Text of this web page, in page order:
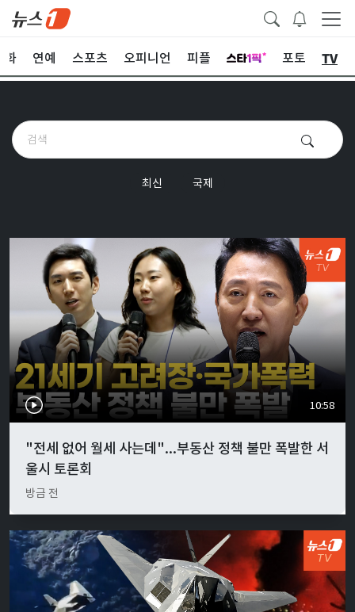
화 연예 스포츠 오피니언 피플 포토 TV
최신 국제
10:58
"전세 없어 월세 사는데"...부동산 정책 불만 폭발한 서
울시 토론회
방금 전